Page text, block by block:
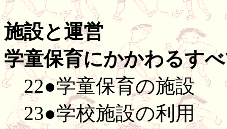
施設と運営
学童保育にかかわるす
22●学童保育の施設
23●学校施設の利用